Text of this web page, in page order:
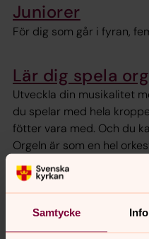
Samtycke
Juniorer
För dig som går i fyran,
Lär dig spela
Utveckla din musikalitet
du spelar med hela
fötter vara med. Och du
Orgeln är som en hel
Barnkörer
I kyrkan på Lidingö kan